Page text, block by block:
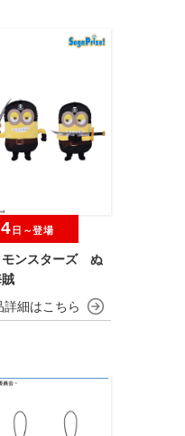
モンスターズ ぬ
日～登場